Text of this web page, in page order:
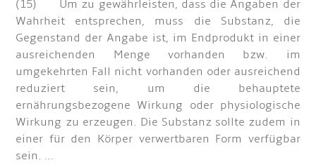
(15) Um zu gewährleisten, dass die Angaben der
Wahrheit entsprechen, muss die Substanz, die
Gegenstand der Angabe ist, im Endprodukt in einer
ausreichenden Menge vorhanden bzw. im
umgekehrten Fall nicht vorhanden oder ausreichend
reduziert sein, um die behauptete
ernährungsbezogene Wirkung oder physiologische
Wirkung zu erzeugen. Die Substanz sollte zudem in
einer für den Körper verwertbaren Form verfügbar
sein. …